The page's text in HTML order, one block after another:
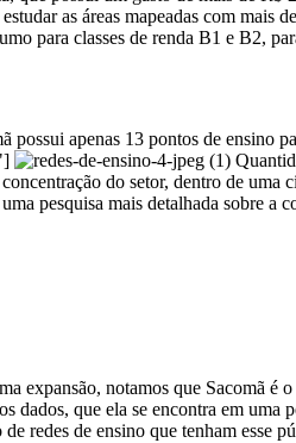
as áreas mapeadas com mais
para classes de renda B1 e B2,
possui apenas 13 pontos de
do setor, dentro de
pesquisa mais detalhada sobre a
expansão, notamos que Sacomã
dados, que ela se encontra em
redes de ensino que tenham esse